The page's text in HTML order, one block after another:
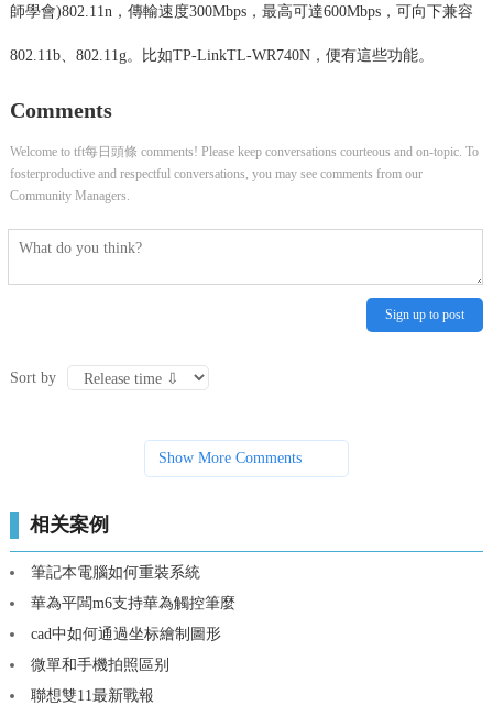
師學會)802.11n，傳輸速度300Mbps，最高可達600Mbps，可向下兼容
802.11b、802.11g。比如TP-LinkTL-WR740N，便有這些功能。
Comments
Welcome to tft每日頭條 comments! Please keep conversations courteous and on-topic. To
fosterproductive and respectful conversations, you may see comments from our
Community Managers.
Sign up to post
Sort by
Show More Comments
相关案例
筆記本電腦如何重裝系統
華為平闆m6支持華為觸控筆麼
cad中如何通過坐标繪制圖形
微單和手機拍照區别
聯想雙11最新戰報